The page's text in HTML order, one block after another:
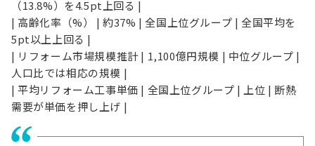
（13.8%）を4.5pt上回る |
| 高齢化率（%） | 約37% | 全国上位グループ | 全国平均を
5pt以上上回る |
| リフォーム市場規模推計 | 1,100億円規模 | 中位グループ |
人口比では相応の規模 |
| 平均リフォーム工事単価 | 全国上位グループ | 上位 | 断熱
需要が単価を押し上げ |